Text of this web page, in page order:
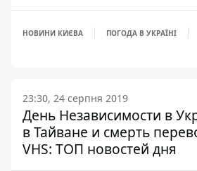
НОВИНИ КИЄВА ПОГОДА В УКРАЇНІ
23:30, 24 серпня 2019
День Независимости в
в Тайване и смерть
VHS: ТОП новостей дня